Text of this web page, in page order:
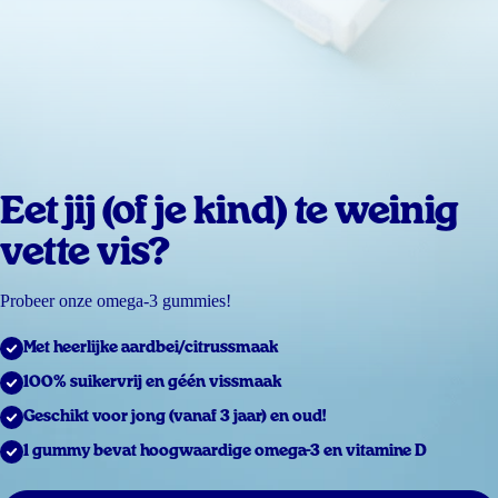
Eet jij (of je kind) te weinig
vette vis?
Probeer onze omega-3 gummies!
Met heerlijke aardbei/citrussmaak
100% suikervrij en géén vissmaak
Geschikt voor jong (vanaf 3 jaar) en oud!
1 gummy bevat hoogwaardige omega-3 en vitamine D